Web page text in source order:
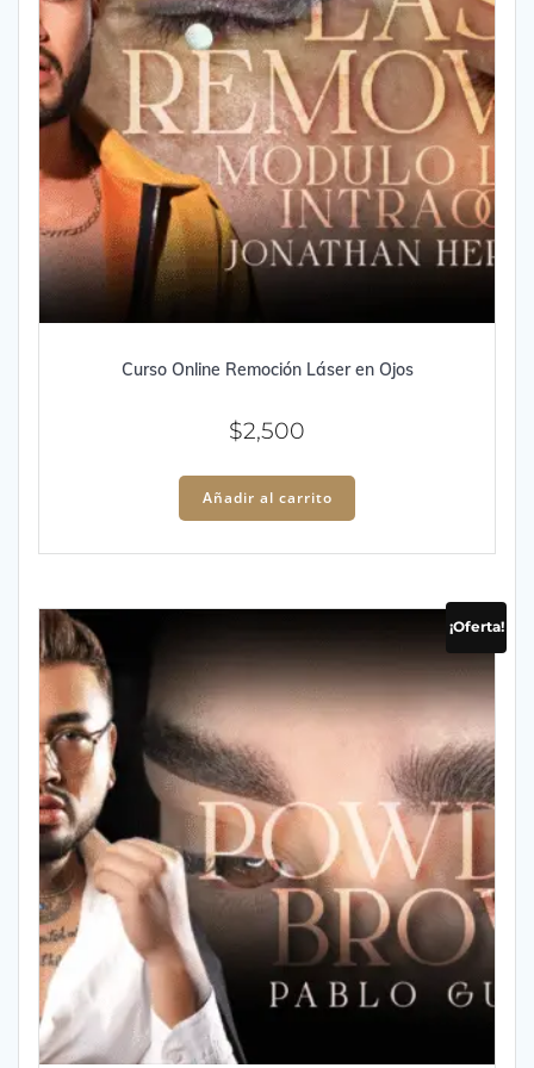
Curso Online Remoción Láser en Ojos
$2,500
Añadir al carrito
¡Oferta!